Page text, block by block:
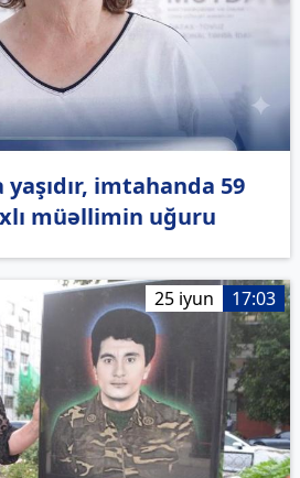
imtahanda 59
müəllimin uğuru
25 iyun 17:03